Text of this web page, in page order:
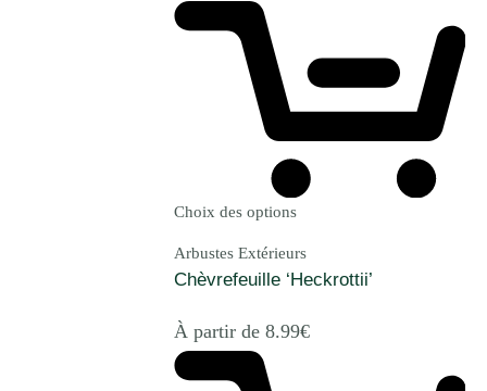
Choix des options
Arbustes Extérieurs
Chèvrefeuille ‘Heckrottii’
À partir de 8.99€